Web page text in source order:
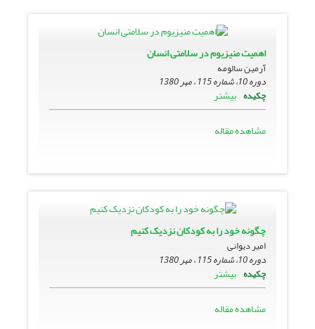
اهمیت منیزیوم در سلامتى انسان
آرمین سالومه
دوره 10، شماره 115 ، مهر 1380
چکیده بیشتر
مشاهده مقاله
چگونه خود را به کودکان نزدیک کنیم
امیر دیوانى
دوره 10، شماره 115 ، مهر 1380
چکیده بیشتر
مشاهده مقاله